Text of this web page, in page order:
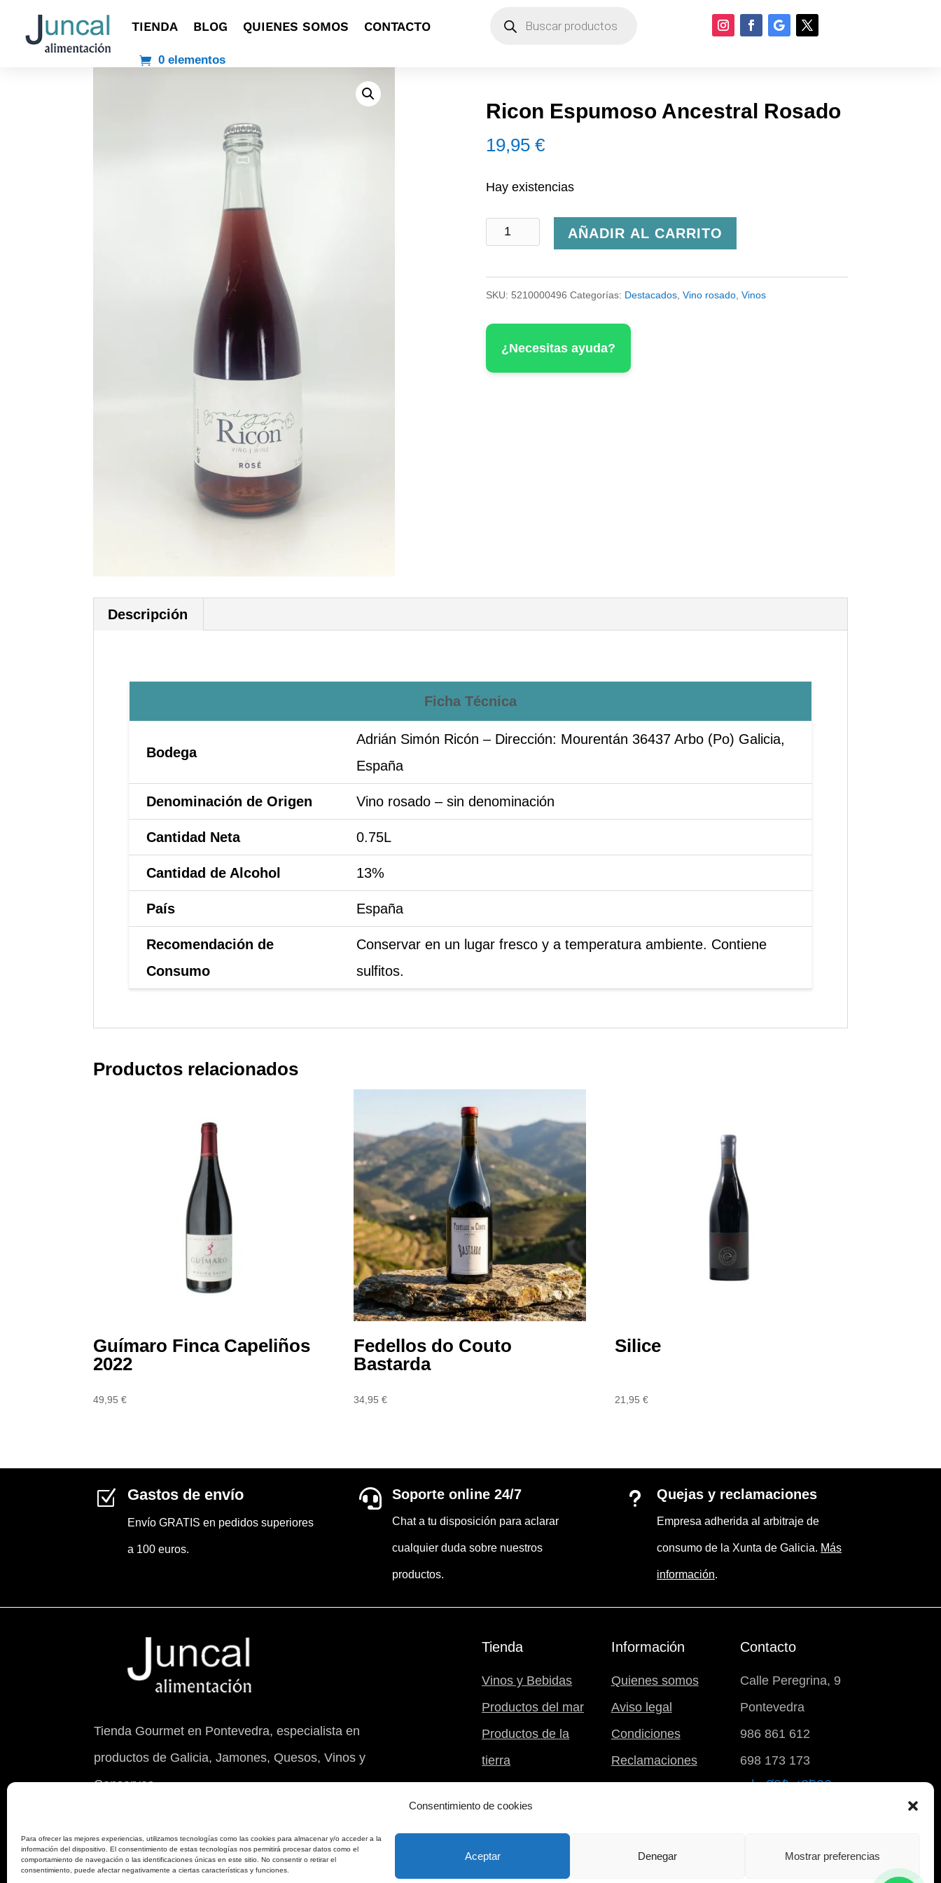
Consentimiento de cookies
Para ofrecer las mejores experiencias, utilizamos tecnologías como las cookies para almacenar y/o acceder a la
información del dispositivo. El consentimiento de estas tecnologías nos permitirá procesar datos como el
comportamiento de navegación o las identificaciones únicas en este sitio. No consentir o retirar el
consentimiento, puede afectar negativamente a ciertas características y funciones.
Aceptar Denegar Mostrar preferencias
TIENDA BLOG QUIENES SOMOS CONTACTO
0 elementos
de
Ricon Espumoso Ancestral Rosado
19,95 €
Hay existencias
Ricon
AÑADIR AL CARRITO
SKU: 5210000496 Categorías: Destacados, Vino rosado, Vinos
¿Necesitas ayuda?
Descripción
Ficha Técnica
Bodega
Adrián Simón Ricón – Dirección: Mourentán 36437 Arbo (Po) Galicia,
España
Denominación de Origen Vino rosado – sin denominación
Cantidad Neta 0.75L
Cantidad de Alcohol 13%
País España
Recomendación de
Consumo
Conservar en un lugar fresco y a temperatura ambiente. Contiene
sulfitos.
Productos relacionados
Guímaro Finca Capeliños
2022
49,95 €
Fedellos do Couto
Bastarda
34,95€
Silice
21,95 €
Z Gastos de envío
Envío GRATIS en pedidos superiores
a 100 euros.
 Soporte online 24/7
Chat a tu disposición para aclarar
cualquier duda sobre nuestros
productos.
u Quejas y reclamaciones
Empresa adherida al arbitraje de
consumo de la Xunta de Galicia. Más
información.
Tienda Gourmet en Pontevedra, especialista en
productos de Galicia, Jamones, Quesos, Vinos y
Conservas.
Tienda
Vinos y Bebidas
Productos del mar
Productos de la
tierra
Nuestra despensa
Información
Quienes somos
Aviso legal
Condiciones
Reclamaciones
Contacto
Calle Peregrina, 9
Pontevedra
986 861 612
698 173 173